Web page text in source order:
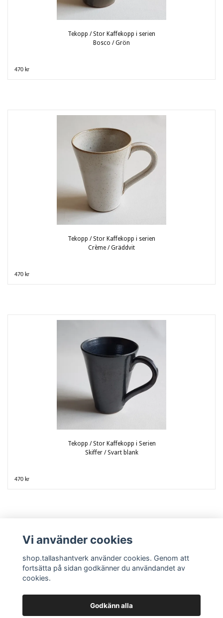
Tekopp / Stor Kaffekopp i serien
Bosco / Grön
470 kr
Tekopp / Stor Kaffekopp i serien
Crème / Gräddvit
470 kr
Tekopp / Stor Kaffekopp i Serien
Skiffer / Svart blank
470 kr
Tallås Hantverk Krukmakeri
Vi använder cookies
shop.tallashantverk använder cookies. Genom att
fortsätta på sidan godkänner du användandet av
cookies.
Godkänn alla